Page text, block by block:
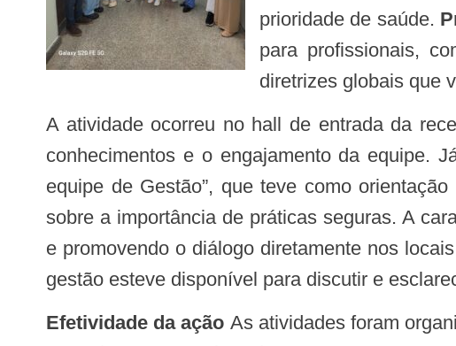
prioridade de saúde.
para profissionais,
diretrizes globais que
A atividade ocorreu no hall de entrada da recepção social do hospital e proporcionou um ambiente dinâmico para a troca de
conhecimentos e o engajamento da equipe.
equipe de Gestão”, que teve como
sobre a importância de práticas seguras. A
e promovendo o diálogo diretamente nos
gestão esteve disponível para discutir e
Efetividade da ação As atividades foram